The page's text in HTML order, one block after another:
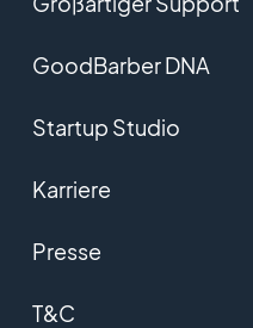
GoodBarber DNA
Startup Studio
Karriere
Presse
T&C